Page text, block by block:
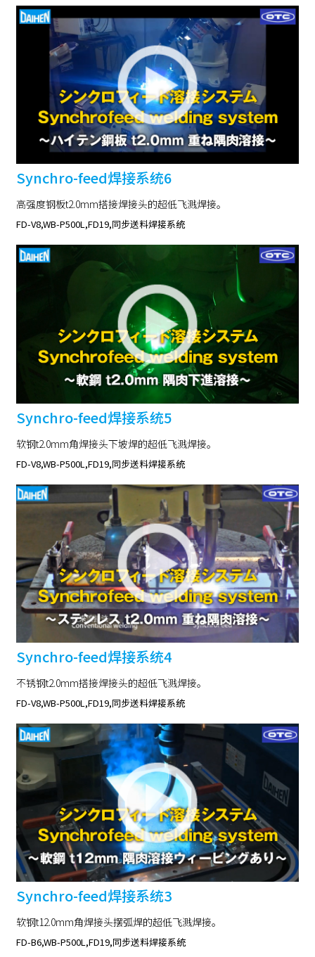
Synchro-feed焊接系统6
高强度钢板t2.0mm搭接焊接头的超低飞溅焊接。
FD-V8,WB-P500L,FD19,同步送料焊接系统
Synchro-feed焊接系统5
软钢t2.0mm角焊接头下坡焊的超低飞溅焊接。
FD-V8,WB-P500L,FD19,同步送料焊接系统
Synchro-feed焊接系统4
不锈钢t2.0mm搭接焊接头的超低飞溅焊接。
FD-V8,WB-P500L,FD19,同步送料焊接系统
Synchro-feed焊接系统3
软钢t12.0mm角焊接头摆弧焊的超低飞溅焊接。
FD-B6,WB-P500L,FD19,同步送料焊接系统